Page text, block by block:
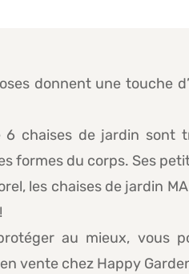
donnent une touche
6 chaises de jardin
formes du corps. Ses
les chaises de jardin
au mieux, vous
vente chez Happy